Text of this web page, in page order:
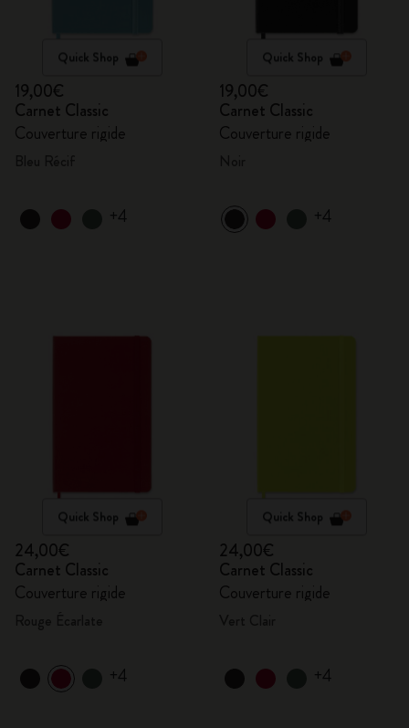
Quick Shop
19,00€
Carnet Classic
Couverture rigide
+4
Quick Shop
19,00€
Carnet Classic
Couverture rigide
+4
Quick Shop
24,00€
Carnet Classic
Couverture rigide
+4
Quick Shop
24,00€
Carnet Classic
Couverture rigide
+4